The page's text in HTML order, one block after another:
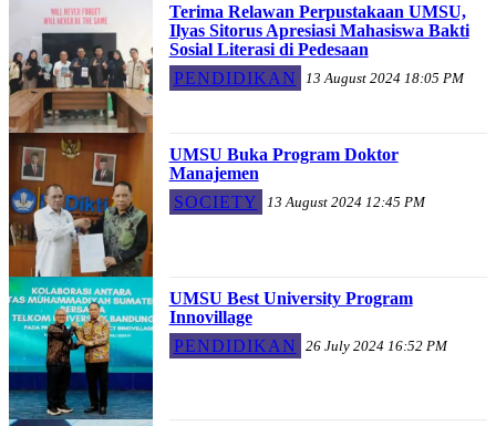
Terima Relawan Perpustakaan UMSU,
Ilyas Sitorus Apresiasi Mahasiswa Bakti
Sosial Literasi di Pedesaan
PENDIDIKAN
13 August 2024 18:05 PM
UMSU Buka Program Doktor
Manajemen
SOCIETY
13 August 2024 12:45 PM
UMSU Best University Program
Innovillage
PENDIDIKAN
26 July 2024 16:52 PM